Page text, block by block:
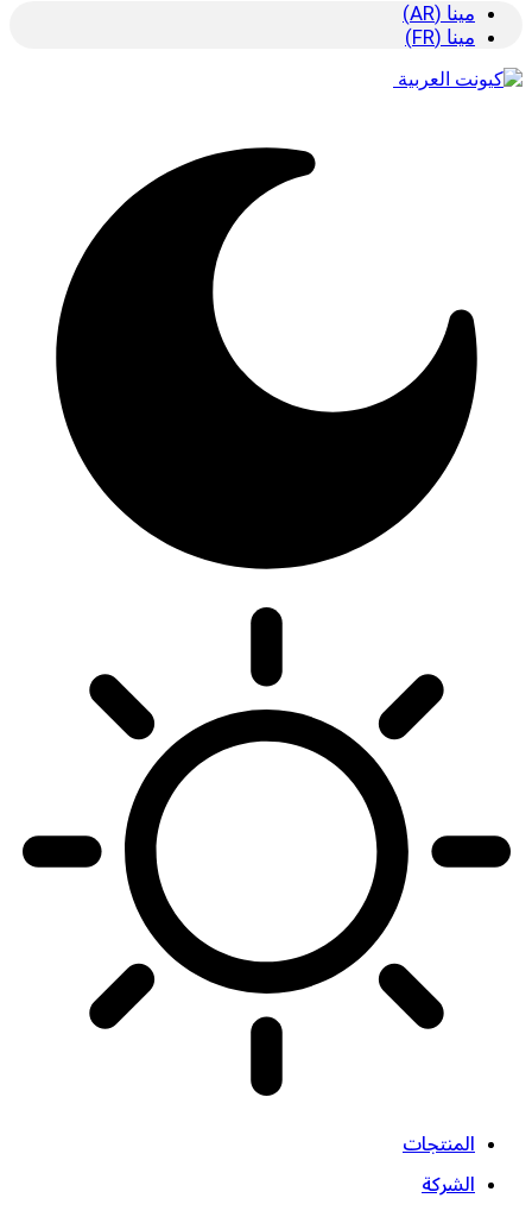
مينا (AR)
مينا (FR)
المنتجات
الشركة